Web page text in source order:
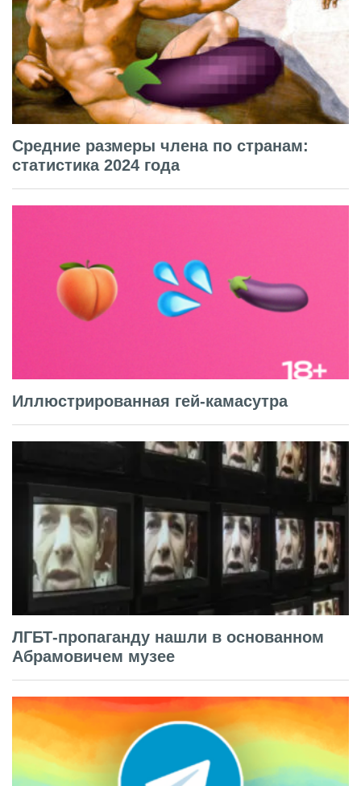
Средние размеры члена по странам:
статистика 2024 года
Иллюстрированная гей-камасутра
ЛГБТ-пропаганду нашли в основанном
Абрамовичем музее